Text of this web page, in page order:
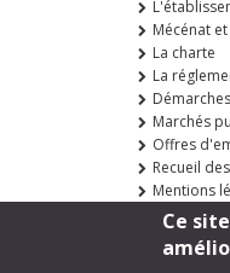
Mécénat
La charte
La
Marchés
Offres
Recueil
Mentions
Ce